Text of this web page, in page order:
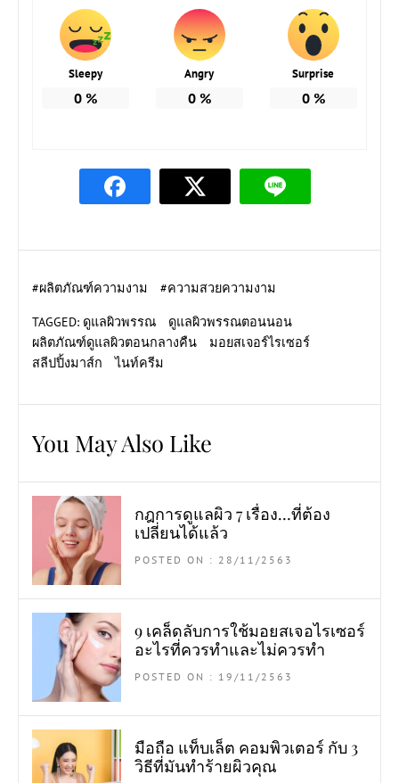
Sleepy
0%
Angry
0%
Surprise
0%
#ผลิตภัณฑ์ความงาม #ความสวยความงาม
TAGGED: ดูแลผิวพรรณ
ดูแลผิวพรรณตอนนอน
ผลิตภัณฑ์ดูแลผิวตอนกลางคืน
มอยสเจอร์ไรเซอร์
สลีปปิ้งมาส์ก
ไนท์ครีม
You May Also Like
กฎการดูแลผิว 7 เรื่อง…ที่ต้อง
เปลี่ยนได้แล้ว
POSTED ON : 28/11/2563
9 เคล็ดลับการใช้มอยสเจอไรเซอร์
อะไรที่ควรทำและไม่ควรทำ
POSTED ON : 19/11/2563
มือถือ แท็บเล็ต คอมพิวเตอร์ กับ 3
วิธีที่มันทำร้ายผิวคุณ